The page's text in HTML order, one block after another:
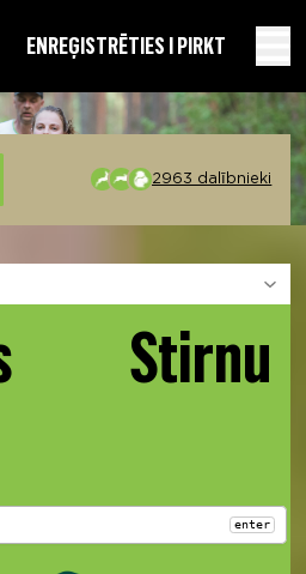
ENREĢISTRĒTIES I PIRKT
2963 dalībnieki
Stirnu
enter